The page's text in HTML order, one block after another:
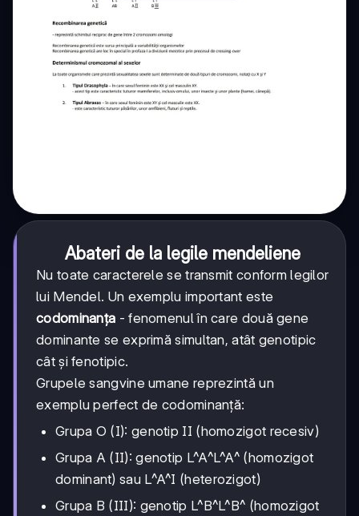
Abateri de la legile mendeliene
Nu toate caracterele se transmit conform legilor
lui Mendel. Un exemplu important este
codominanța - fenomenul în care două gene
dominante se exprimă simultan, atât genotipic
cât și fenotipic.
Grupele sangvine umane reprezintă un
exemplu perfect de codominanță:
Grupa O (I): genotip II (homozigot recesiv)
Grupa A (II): genotip L^A^L^A^ (homozigot
dominant) sau L^A^I (heterozigot)
Grupa B (III): genotip L^B^L^B^ (homozigot